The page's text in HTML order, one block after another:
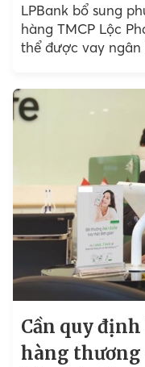
LPBank bổ sung
hàng TMCP Lộc
thể được vay ngân
Cần quy
hàng thương